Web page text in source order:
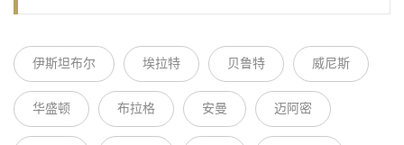
伊斯坦布尔 埃拉特 贝鲁特 威尼斯
华盛顿 布拉格 安曼 迈阿密